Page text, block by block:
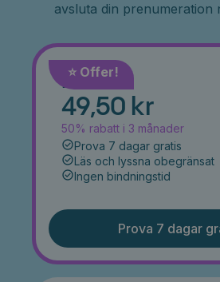
avsluta din prenumeration
⭐️ Offer!
Månad
49,50 kr
50% rabatt i 3 månader
Prova 7 dagar gratis
Läs och lyssna obegränsat
Ingen bindningstid
Prova 7 dagar